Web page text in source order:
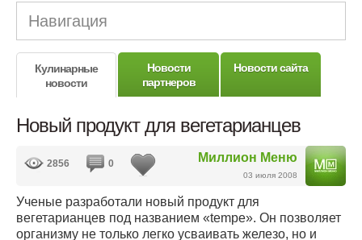
Навигация
Кулинарные
новости
Новости
партнеров
Новости сайта
Новый продукт для вегетарианцев
Миллион Меню
03 июля 2008
2856 0
Ученые разработали новый продукт для
вегетарианцев под названием «tempe». Он позволяет
организму не только легко усваивать железо, но и